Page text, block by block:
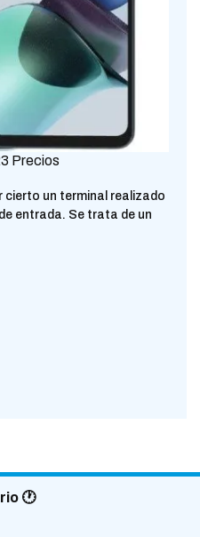
Precios
cierto un terminal realizado
entrada. Se trata de un
🕐